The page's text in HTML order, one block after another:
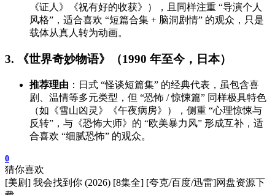
《证人》《祝有好的收获》），且同样注重 “导演个人
风格”，适合喜欢 “短篇合集 + 脑洞剧情” 的观众，只是
载体从真人转为动画。
3. 《世界奇妙物语》（1990 年至今，日本）
推荐理由 ：日式 “怪谈短篇集” 的经典代表，虽包含喜
剧、温情等多元类型，但 “恐怖 / 惊悚篇” 同样极具特色
（如《雪山凶灵》《午夜病房》），侧重 “心理惊悚与
反转”，与《恐怖大师》的 “欧美暴力风” 形成互补，适
合喜欢 “细腻恐怖” 的观众。
0
猜你喜欢
[美剧] 我会找到你 (2026) [8集全] [夸克/百度/迅雷]网盘资源下